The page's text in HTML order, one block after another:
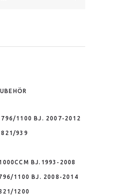
796/1100 BJ. 2007-2012
821/939
BJ.1993-2008
1100 BJ. 2008-2014
1200